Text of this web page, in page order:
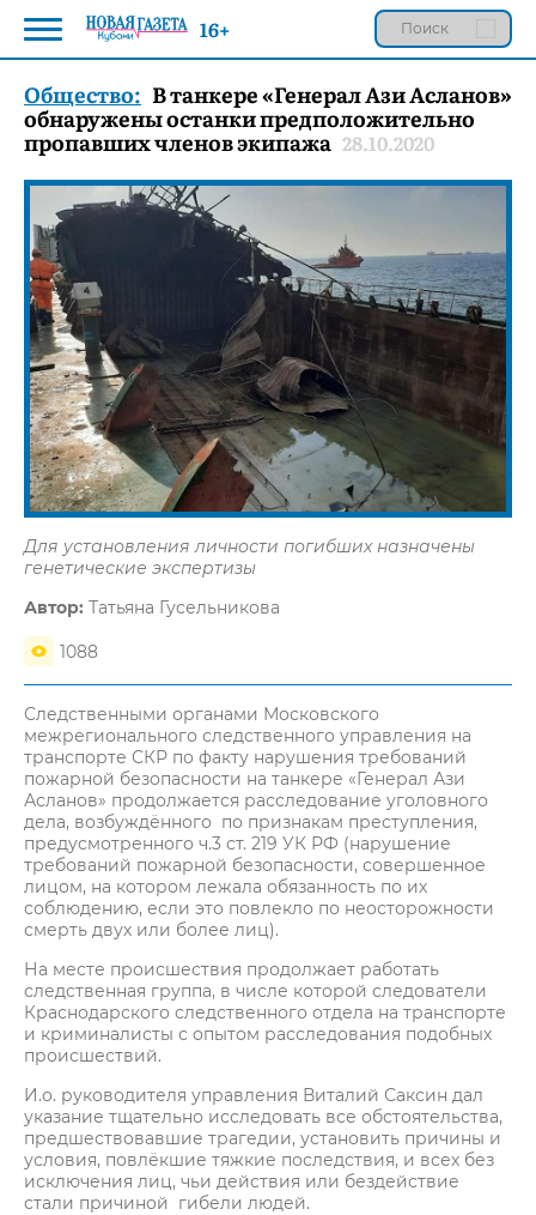
Общество: В танкере «Генерал Ази Асланов»
обнаружены останки предположительно
пропавших членов экипажа 28.10.2020
Для установления личности погибших назначены
генетические экспертизы
Автор: Татьяна Гусельникова
1088
Следственными органами Московского
межрегионального следственного управления на
транспорте СКР по факту нарушения требований
пожарной безопасности на танкере «Генерал Ази
Асланов» продолжается расследование уголовного
дела, возбуждённого по признакам преступления,
предусмотренного ч.3 ст. 219 УК РФ (нарушение
требований пожарной безопасности, совершенное
лицом, на котором лежала обязанность по их
соблюдению, если это повлекло по неосторожности
смерть двух или более лиц).
На месте происшествия продолжает работать
следственная группа, в числе которой следователи
Краснодарского следственного отдела на транспорте
и криминалисты с опытом расследования подобных
происшествий.
И.о. руководителя управления Виталий Саксин дал
указание тщательно исследовать все обстоятельства,
предшествовавшие трагедии, установить причины и
условия, повлёкшие тяжкие последствия, и всех без
исключения лиц, чьи действия или бездействие
стали причиной гибели людей.
16+